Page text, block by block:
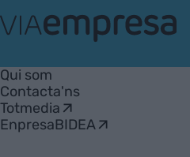
Empresa
Qui som
Contacta'ns
Totmedia
EnpresaBIDEA